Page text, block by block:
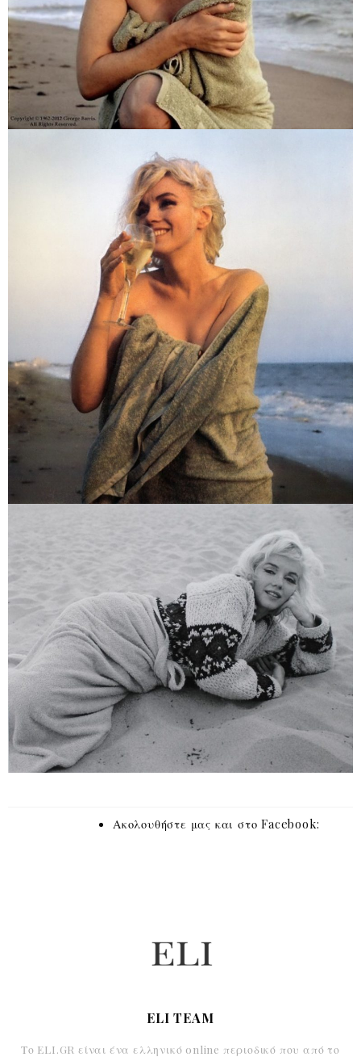
Ακολουθήστε μας και στο Facebook:
ELI TEAM
Το ELI.GR είναι ένα ελληνικό online περιοδικό που από το